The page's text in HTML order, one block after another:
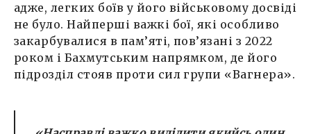
адже, легких боїв у його військовому досвіді
не було. Найперші важкі бої, які особливо
закарбувалися в пам’яті, пов’язані з 2022
роком і Бахмутським напрямком, де його
підрозділ стояв проти сил групи «Вагнера».